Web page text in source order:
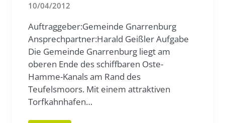
10/04/2012
Auftraggeber:Gemeinde Gnarrenburg
Ansprechpartner:Harald Geißler Aufgabe
Die Gemeinde Gnarrenburg liegt am
oberen Ende des schiffbaren Oste-
Hamme-Kanals am Rand des
Teufelsmoors. Mit einem attraktiven
Torfkahnhafen…